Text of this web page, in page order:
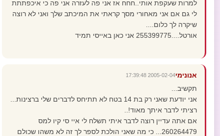
למרות שעקפת אותי..חחח אז אני פה לעזרה אני פה כי איכפתתת
לי גם אם אני מאחורי מסך קראתי את המיכתב שלך ואני לא רוצה
שיקרה לך כלום....
אורטל....255399775 אני כאן באייסי תמיד
אנונימי2005-02-04 17:39:48
תקשיב...
אני יודעת שאני רק בת 14 בטח לא תתיחס לדברים שלי ברצינות...
רציתי לדבר איתך מאוד!..
אם אתה עדיין רוצה לדבר איתי תשלח לי איי סי קיו למס
260264479... כי מה שאני הולכת לספר לך זה לא משהו שכולם